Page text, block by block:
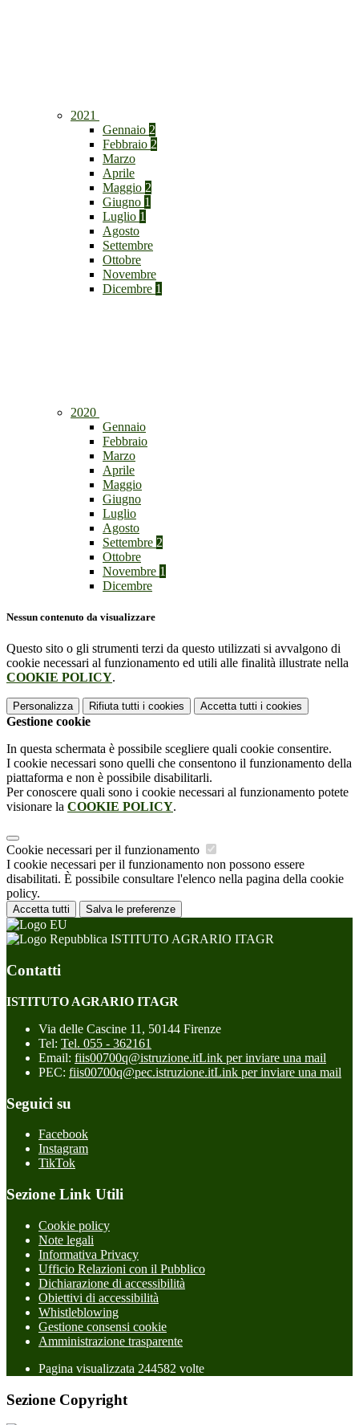
2021
Gennaio 2
Febbraio 2
Marzo
Aprile
Maggio 2
Giugno 1
Luglio 1
Agosto
Settembre
Ottobre
Novembre
Dicembre 1
2020
Gennaio
Febbraio
Marzo
Aprile
Maggio
Giugno
Luglio
Agosto
Settembre 2
Ottobre
Novembre 1
Dicembre
Nessun contenuto da visualizzare
Questo sito o gli strumenti terzi da questo utilizzati si avvalgono di
cookie necessari al funzionamento ed utili alle finalità illustrate nella
COOKIE POLICY.
Personalizza Rifiuta tutti i cookies Accetta tutti i cookies
Gestione cookie
In questa schermata è possibile scegliere quali cookie consentire.
I cookie necessari sono quelli che consentono il funzionamento della
piattaforma e non è possibile disabilitarli.
Per conoscere quali sono i cookie necessari al funzionamento potete
visionare la COOKIE POLICY.
Cookie necessari per il funzionamento
I cookie necessari per il funzionamento non possono essere
disabilitati. È possibile consultare l'elenco nella pagina della cookie
policy.
Accetta tutti Salva le preferenze
ISTITUTO AGRARIO ITAGR
Contatti
ISTITUTO AGRARIO ITAGR
Via delle Cascine 11, 50144 Firenze
Tel: Tel. 055 - 362161
Email: fiis00700q@istruzione.itLink per inviare una mail
PEC: fiis00700q@pec.istruzione.itLink per inviare una mail
Seguici su
Facebook
Instagram
TikTok
Sezione Link Utili
Cookie policy
Note legali
Informativa Privacy
Ufficio Relazioni con il Pubblico
Dichiarazione di accessibilità
Obiettivi di accessibilità
Whistleblowing
Gestione consensi cookie
Amministrazione trasparente
Pagina visualizzata 244582 volte
Sezione Copyright